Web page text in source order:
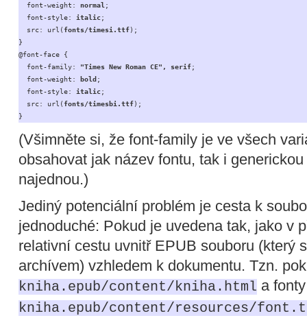
  font-weight:
normal ;
  font-style:
italic;
  src: url(
fonts/timesi.ttf);
}
@font-face {
  font-family:
"Times New Roman CE", serif;
  font-weight:
bold ;
  font-style:
italic;
  src: url(
fonts/timesbi.ttf);
}
(Všimněte si, že font-family je ve všech
obsahovat jak název fontu, tak i
najednou.)
Jediný potenciální problém je cesta k
jednoduché: Pokud je uvedena tak, jako v
relativní cestu uvnitř EPUB souboru (který
archívem) vzhledem k dokumentu. Tzn.
kniha.epub/content/kniha.html a
kniha.epub/content/resources/